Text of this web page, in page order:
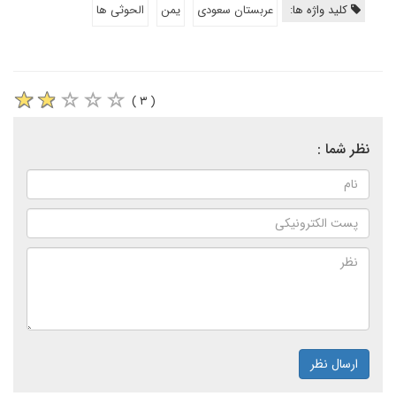
کلید واژه ها: عربستان سعودی یمن الحوثی ها
( ۳ )
نظر شما :
ارسال نظر